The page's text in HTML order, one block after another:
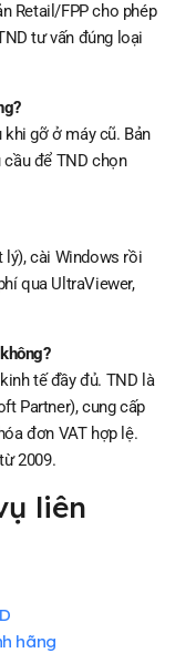
Retail/FPP cho phép
tư vấn đúng loại
khi gỡ ở máy cũ. Bản
cầu để TND chọn
lý), cài Windows rồi
qua UltraViewer,
tế đầy đủ. TND là
Partner), cung cấp
đơn VAT hợp lệ.
2009.
liên
hãng